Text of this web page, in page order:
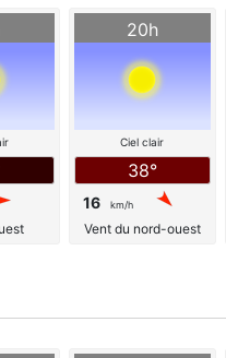
20h
Ciel clair
38°
16 km/h
Vent du nord-ouest